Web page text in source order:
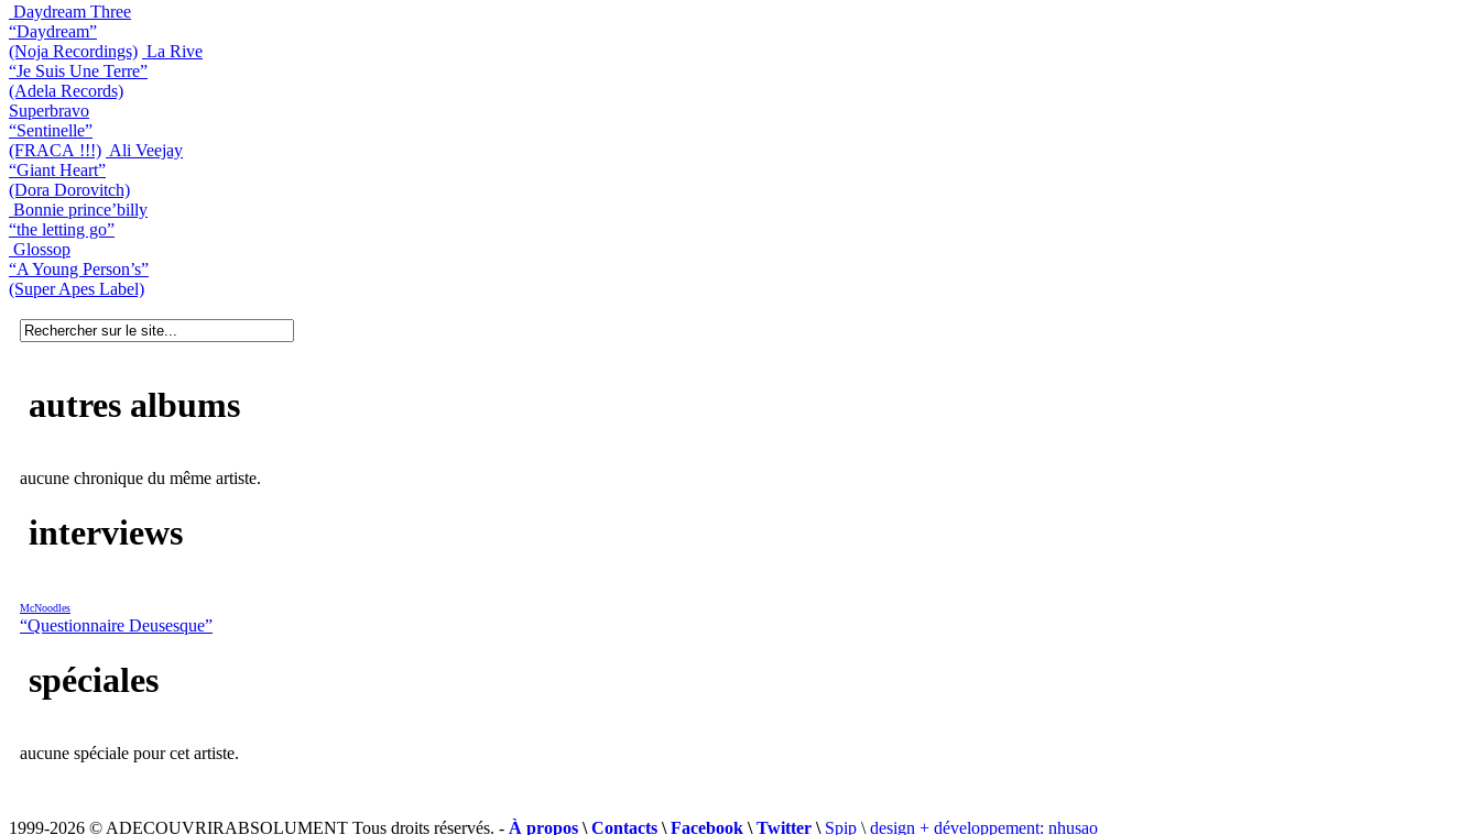
Daydream Three
“Daydream”
(Noja Recordings) La Rive
“Je Suis Une Terre”
(Adela Records)
Superbravo
“Sentinelle”
(FRACA !!!) Ali Veejay
“Giant Heart”
(Dora Dorovitch)
Bonnie prince’billy
“the letting go”
Glossop
“A Young Person’s”
(Super Apes Label)
autres albums
aucune chronique du même artiste.
interviews
McNoodles
“Questionnaire Deusesque”
spéciales
aucune spéciale pour cet artiste.
1999-2026 © ADECOUVRIRABSOLUMENT Tous droits réservés. - À propos \Contacts \Facebook \Twitter \ Spip \ design + développement: nhusao